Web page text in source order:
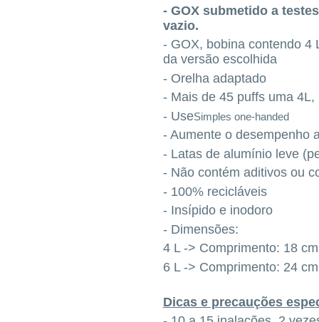
- GOX submetido a
vazio.
- GOX, bobina contendo 4
da versão escolhida
- Orelha adaptado
- Mais de 45 puffs uma
- UseSimples one-handed
- Aumente o desempenho
- Latas de alumínio leve
- Não contém aditivos ou
- 100% recicláveis
- Insípido e inodoro
- Dimensões:
4 L -> Comprimento: 18
6 L -> Comprimento: 24
Dicas e precauções